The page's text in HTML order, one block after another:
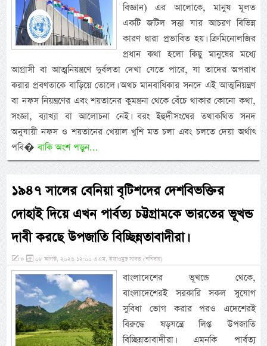
বিজ্ঞান) এর আলোকে, মানুষ মূলত
একটি জটিল সত্তা যার আচরণ বিভিন্ন
কারণ দ্বারা প্রভাবিত হয়। ক্রিমিনোলজির
প্রধান কথা হলো কিছু মানুষের মধ্যে
আগ্রাসী বা আত্মনিয়ন্ত্রণে দুর্বলতা দেখা যেতে পারে, যা তাদের অপরাধ
করার প্রবণতাকে বাড়িয়ে তোলে। অথচ মানবাধিকার সনদে এই আত্মনিয়ন্ত্রণ
বা নফস নিয়ন্ত্রণের এবং শয়তানের কুমন্ত্রনা থেকে বেঁচে থাকার কোনো কথা,
সংজ্ঞা, ব্যাখ্যা বা আলোচনা নেই। বরং ইহুদীসংঘের তথাকথিত সনদ
অনুযায়ী নফস ও শয়তানের খেয়াল খুশি মত চলা এবং চলতে দেয়া অর্থাৎ
পবি�বাকি অংশ পড়ুন...
১৯৪৭ সালের বেনিয়া বৃটিশদের দেশবিভক্তির
দোহাই দিয়ে এখন পার্বত্য চট্টগ্রামকে ভারতের ভূখন্ড
দাবী করছে উপজাতি বিচ্ছিন্নতাবাদীরা।
» ০৮ আগস্ট, ২০২৬ ১২:০০ এএম, ইয়াওমুছ সাবত (শনিবার)
বাংলাদেশের ভূখন্ডে থেকে,
বাংলাদেশেরই সরকারি সকল সুযোগ
সুবিধা ভোগ করার পরও এদেশেরই
বিরুদ্ধে ষড়যন্ত্রে লিপ্ত উপজাতি
বিচ্ছিন্নতাবাদীরা। এমনকি পার্বত্য